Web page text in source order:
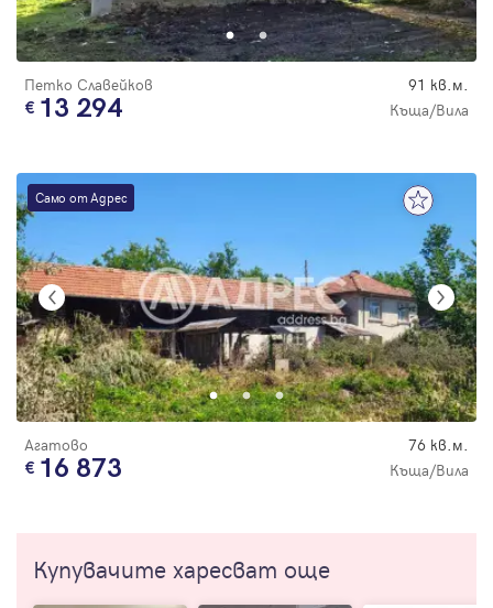
Петко Славейков 91 кв.м.
13 294 Къща/Вила
Само от Адрес
Агатово 76 кв.м.
16 873 Къща/Вила
Купувачите харесват още